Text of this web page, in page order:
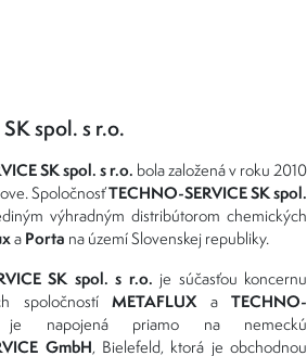
spol. s r.o.
SK spol. s r.o. bola založená v roku 2010
SpoločnosťTECHNO-SERVICE SK spol.
výhradným distribútorom chemických
a Porta na území Slovenskej republiky.
SK spol. s r.o. je súčasťou koncernu
spoločností METAFLUXa TECHNO-
napojená priamo na nemeckú
GmbH, Bielefeld, ktorá je obchodnou